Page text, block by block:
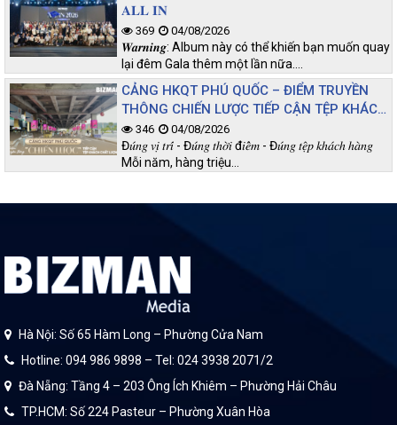
𝐀𝐋𝐋 𝐈𝐍
369 04/08/2026
𝑾𝒂𝒓𝒏𝒊𝒏𝒈: Album này có thể khiến bạn muốn quay
lại đêm Gala thêm một lần nữa.…
CẢNG HKQT PHÚ QUỐC – ĐIỂM TRUYỀN
THÔNG CHIẾN LƯỢC TIẾP CẬN TỆP KHÁCH
CHẤT LƯỢNG
346 04/08/2026
Đ𝑢́𝑛𝑔 𝑣𝑖̣ 𝑡𝑟𝑖́ - Đ𝑢́𝑛𝑔 𝑡ℎ𝑜̛̀𝑖 đ𝑖𝑒̂̉𝑚 - Đ𝑢́𝑛𝑔 𝑡𝑒̣̂𝑝 𝑘ℎ𝑎́𝑐ℎ ℎ𝑎̀𝑛𝑔
Mỗi năm, hàng triệu…
Hà Nội: Số 65 Hàm Long – Phường Cửa Nam
Hotline: 094 986 9898 – Tel: 024 3938 2071/2
Đà Nẵng: Tầng 4 – 203 Ông Ích Khiêm – Phường Hải Châu
TP.HCM: Số 224 Pasteur – Phường Xuân Hòa